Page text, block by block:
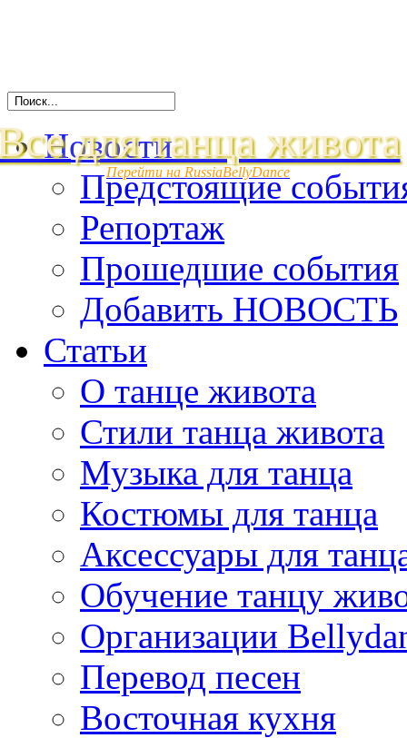
для танца живота
Перейти на RussiaBellyDance
Новости
Предстоящие
Репортаж
Прошедшие события
Добавить НОВОСТЬ
Статьи
О танце живота
Стили танца живота
Музыка для танца
Костюмы для танца
Аксессуары для
Обучение танцу
Организации
Перевод песен
Восточная кухня